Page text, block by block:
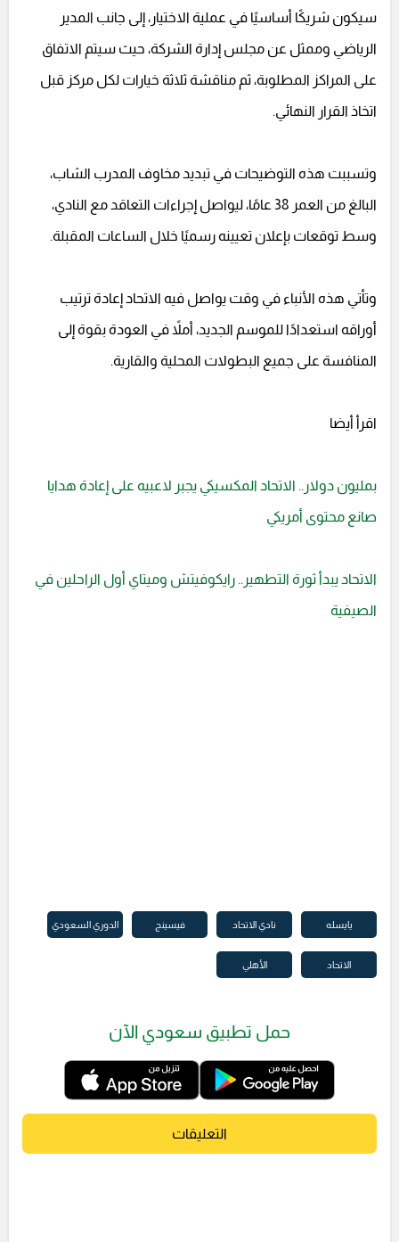
سيكون شريكًا أساسيًا في عملية الاختيار، إلى جانب المدير
الرياضي وممثل عن مجلس إدارة الشركة، حيث سيتم الاتفاق
على المراكز المطلوبة، ثم مناقشة ثلاثة خيارات لكل مركز قبل
اتخاذ القرار النهائي.
وتسببت هذه التوضيحات في تبديد مخاوف المدرب الشاب،
البالغ من العمر 38 عامًا، ليواصل إجراءات التعاقد مع النادي،
وسط توقعات بإعلان تعيينه رسميًا خلال الساعات المقبلة.
وتأتي هذه الأنباء في وقت يواصل فيه الاتحاد إعادة ترتيب
أوراقه استعدادًا للموسم الجديد، أملاً في العودة بقوة إلى
المنافسة على جميع البطولات المحلية والقارية.
اقرأ أيضا
بمليون دولار.. الاتحاد المكسيكي يجبر لاعبيه على إعادة هدايا
صانع محتوى أمريكي
الاتحاد يبدأ ثورة التطهير.. رايكوفيتش وميتاي أول الراحلين في
الصيفية
يايسله نادي الاتحاد فيسينج الدوري السعودي
الاتحاد الأهلي
حمل تطبيق سعودي الآن
التعليقات